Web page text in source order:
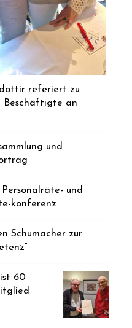
referiert zu
Beschäftigte an
und
und
konferenz
Schumacher zur
60